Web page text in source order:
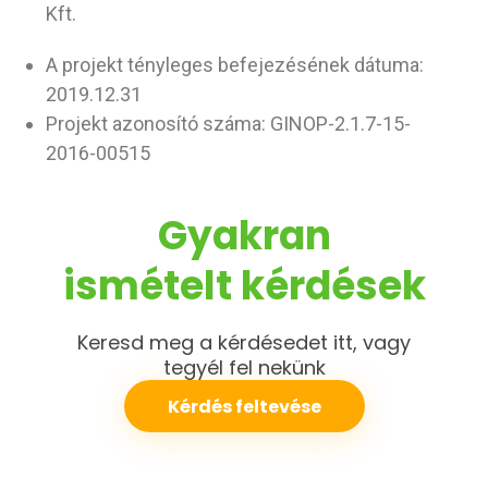
Kft.
A projekt tényleges befejezésének dátuma:
2019.12.31
Projekt azonosító száma: GINOP-2.1.7-15-
2016-00515
Gyakran
ismételt kérdések
Keresd meg a kérdésedet itt, vagy
tegyél fel nekünk
Kérdés feltevése